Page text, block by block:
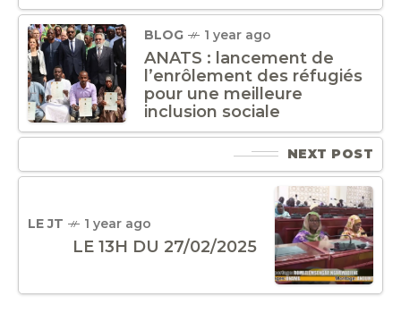
BLOG 1 year ago
ANATS : lancement de
l’enrôlement des réfugiés
pour une meilleure
inclusion sociale
NEXT POST
LE JT 1 year ago
LE 13H DU 27/02/2025